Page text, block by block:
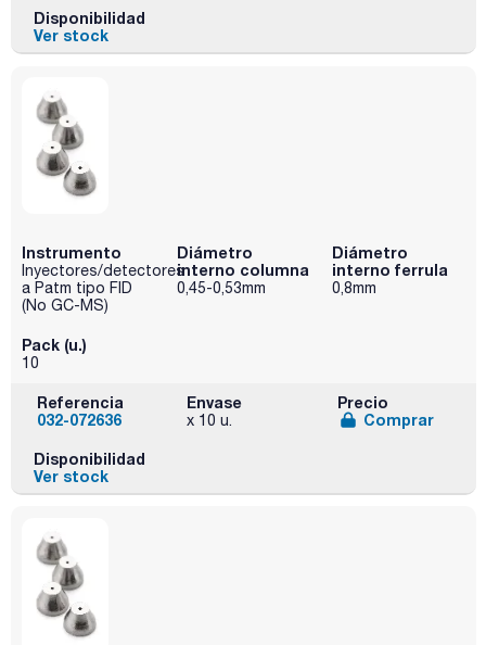
Disponibilidad
Ver stock
Instrumento
Inyectores/detectores
a Patm tipo FID
(No GC-MS)
Diámetro
interno columna
0,45-0,53mm
Diámetro
interno ferrula
0,8mm
Pack (u.)
10
Referencia
032-072636
Envase
x 10 u.
Precio
Comprar
Disponibilidad
Ver stock